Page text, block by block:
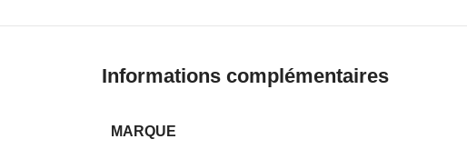
Informations complémentaires
MARQUE